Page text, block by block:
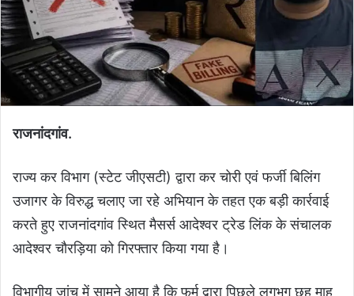
राजनांदगांव.
राज्य कर विभाग (स्टेट जीएसटी) द्वारा कर चोरी एवं फर्जी बिलिंग
उजागर के विरुद्ध चलाए जा रहे अभियान के तहत एक बड़ी कार्रवाई
करते हुए राजनांदगांव स्थित मैसर्स आदेश्वर ट्रेड लिंक के संचालक
आदेश्वर चौरड़िया को गिरफ्तार किया गया है।
विभागीय जांच में सामने आया है कि फर्म द्वारा पिछले लगभग छह माह